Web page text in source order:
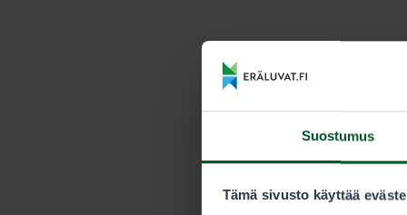
Suostumus
Tämä sivusto käyttää